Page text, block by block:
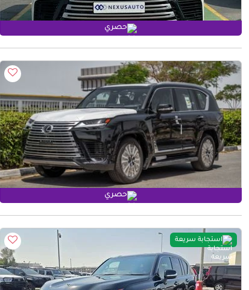
حصري
حصري
استجابة سريعة